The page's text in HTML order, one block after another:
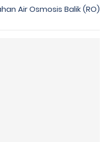
Air Osmosis Balik (RO)